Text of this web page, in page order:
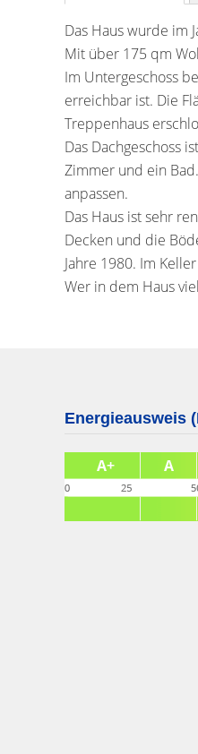
Das Haus wurde im
Mit über 175 qm
Im Untergeschoss
erreichbar ist. Die
Treppenhaus
Das Dachgeschoss
Zimmer und ein
anpassen.
Das Haus ist sehr
Decken und die
Jahre 1980. Im
Wer in dem Haus
Energieausweis